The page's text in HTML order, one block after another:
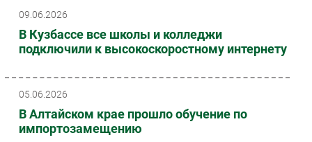
09.06.2026
В Кузбассе все школы и колледжи
подключили к высокоскоростному интернету
05.06.2026
В Алтайском крае прошло обучение по
импортозамещению